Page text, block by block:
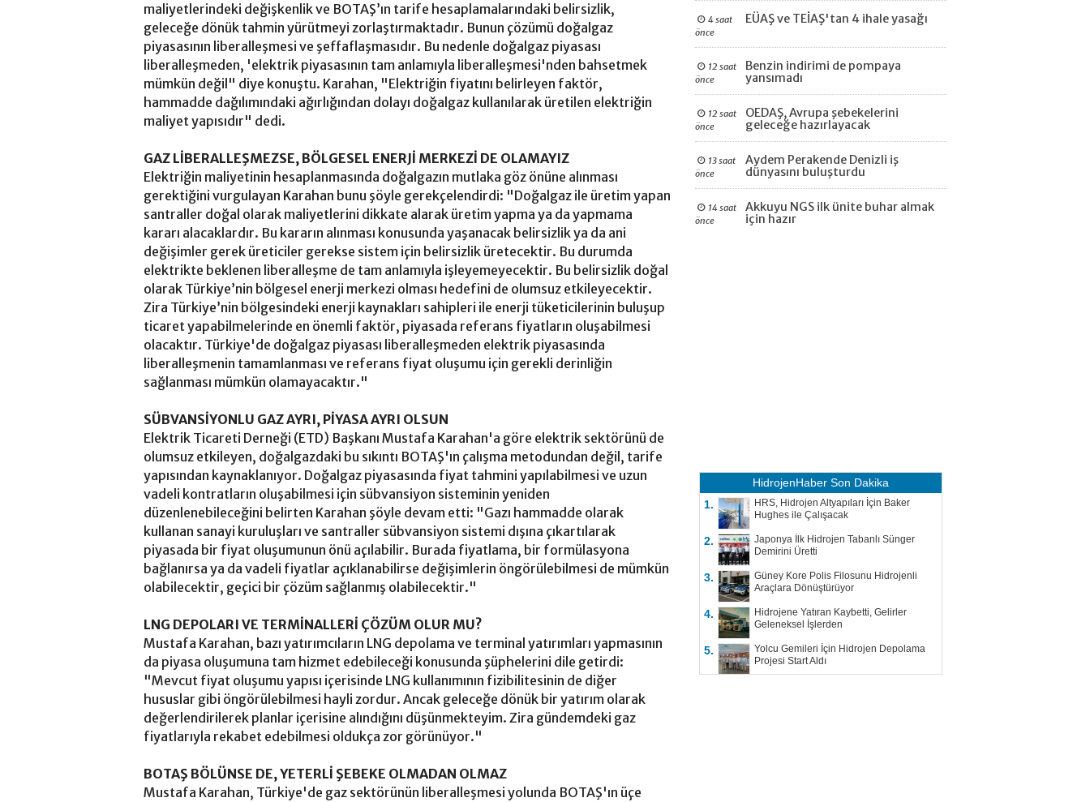
maliyetlerindeki değişkenlik ve BOTAŞ’ın tarife hesaplamalarındaki belirsizlik,
geleceğe dönük tahmin yürütmeyi zorlaştırmaktadır. Bunun çözümü doğalgaz
piyasasının liberalleşmesi ve şeffaflaşmasıdır. Bu nedenle doğalgaz piyasası
liberalleşmeden, 'elektrik piyasasının tam anlamıyla liberalleşmesi'nden bahsetmek
mümkün değil" diye konuştu. Karahan, "Elektriğin fiyatını belirleyen faktör,
hammadde dağılımındaki ağırlığından dolayı doğalgaz kullanılarak üretilen elektriğin
maliyet yapısıdır" dedi.
GAZ LİBERALLEŞMEZSE, BÖLGESEL ENERJİ MERKEZİ DE OLAMAYIZ
Elektriğin maliyetinin hesaplanmasında doğalgazın mutlaka göz önüne alınması
gerektiğini vurgulayan Karahan bunu şöyle gerekçelendirdi: "Doğalgaz ile üretim yapan
santraller doğal olarak maliyetlerini dikkate alarak üretim yapma ya da yapmama
kararı alacaklardır. Bu kararın alınması konusunda yaşanacak belirsizlik ya da ani
değişimler gerek üreticiler gerekse sistem için belirsizlik üretecektir. Bu durumda
elektrikte beklenen liberalleşme de tam anlamıyla işleyemeyecektir. Bu belirsizlik doğal
olarak Türkiye’nin bölgesel enerji merkezi olması hedefini de olumsuz etkileyecektir.
Zira Türkiye’nin bölgesindeki enerji kaynakları sahipleri ile enerji tüketicilerinin buluşup
ticaret yapabilmelerinde en önemli faktör, piyasada referans fiyatların oluşabilmesi
olacaktır. Türkiye'de doğalgaz piyasası liberalleşmeden elektrik piyasasında
liberalleşmenin tamamlanması ve referans fiyat oluşumu için gerekli derinliğin
sağlanması mümkün olamayacaktır."
SÜBVANSİYONLU GAZ AYRI, PİYASA AYRI OLSUN
Elektrik Ticareti Derneği (ETD) Başkanı Mustafa Karahan'a göre elektrik sektörünü de
olumsuz etkileyen, doğalgazdaki bu sıkıntı BOTAŞ'ın çalışma metodundan değil, tarife
yapısından kaynaklanıyor. Doğalgaz piyasasında fiyat tahmini yapılabilmesi ve uzun
vadeli kontratların oluşabilmesi için sübvansiyon sisteminin yeniden
düzenlenebileceğini belirten Karahan şöyle devam etti: "Gazı hammadde olarak
kullanan sanayi kuruluşları ve santraller sübvansiyon sistemi dışına çıkartılarak
piyasada bir fiyat oluşumunun önü açılabilir. Burada fiyatlama, bir formülasyona
bağlanırsa ya da vadeli fiyatlar açıklanabilirse değişimlerin öngörülebilmesi de mümkün
olabilecektir, geçici bir çözüm sağlanmış olabilecektir."
LNG DEPOLARI VE TERMİNALLERİ ÇÖZÜM OLUR MU?
Mustafa Karahan, bazı yatırımcıların LNG depolama ve terminal yatırımları yapmasının
da piyasa oluşumuna tam hizmet edebileceği konusunda şüphelerini dile getirdi:
"Mevcut fiyat oluşumu yapısı içerisinde LNG kullanımının fizibilitesinin de diğer
hususlar gibi öngörülebilmesi hayli zordur. Ancak geleceğe dönük bir yatırım olarak
değerlendirilerek planlar içerisine alındığını düşünmekteyim. Zira gündemdeki gaz
fiyatlarıyla rekabet edebilmesi oldukça zor görünüyor."
BOTAŞ BÖLÜNSE DE, YETERLİ ŞEBEKE OLMADAN OLMAZ
Mustafa Karahan, Türkiye'de gaz sektörünün liberalleşmesi yolunda BOTAŞ'ın üçe
4 saat
önce
EÜAŞ ve TEİAŞ'tan 4 ihale yasağı
12 saat
önce
Benzin indirimi de pompaya
yansımadı
12 saat
önce
OEDAŞ, Avrupa şebekelerini
geleceğe hazırlayacak
13 saat
önce
Aydem Perakende Denizli iş
dünyasını buluşturdu
14 saat
önce
Akkuyu NGS ilk ünite buhar almak
için hazır
HidrojenHaber Son Dakika
1.
HRS, Hidrojen Altyapıları İçin Baker
Hughes ile Çalışacak
2.
Japonya İlk Hidrojen Tabanlı Sünger
Demirini Üretti
3.
Güney Kore Polis Filosunu Hidrojenli
Araçlara Dönüştürüyor
4.
Hidrojene Yatıran Kaybetti, Gelirler
Geleneksel İşlerden
5.
Yolcu Gemileri İçin Hidrojen Depolama
Projesi Start Aldı